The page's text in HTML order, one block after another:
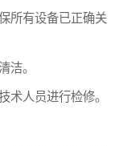
所有设备已正确关
洁。
术人员进行检修。